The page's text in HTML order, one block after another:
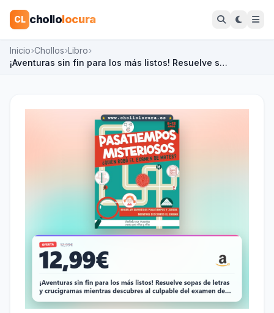
CL chollolocura
Inicio Chollos Libro
¡Aventuras sin fin para los más listos! Resuelve s…